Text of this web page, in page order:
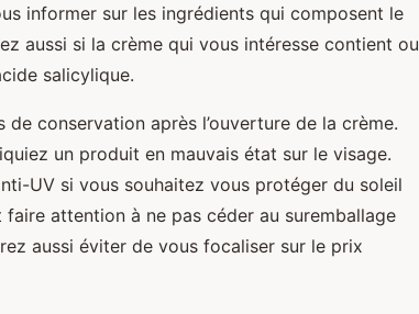
informer sur les ingrédients qui composent le
aussi si la crème qui vous intéresse contient ou
salicylique.
conservation après l’ouverture de la crème.
un produit en mauvais état sur le visage.
UV si vous souhaitez vous protéger du soleil
attention à ne pas céder au suremballage
aussi éviter de vous focaliser sur le prix